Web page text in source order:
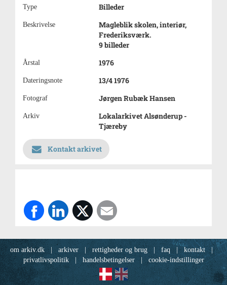
Type Billeder
Beskrivelse
Magleblik skolen, interiør,
Frederiksværk.
9 billeder
Årstal 1976
Dateringsnote 13/4 1976
Fotograf Jørgen Rubæk Hansen
Arkiv
Lokalarkivet Alsønderup -
Tjæreby
Kontakt arkivet
om arkiv.dk arkiver rettigheder og brug | faq | kontakt |
privatlivspolitik
handelsbetingelser cookie-indstillinger